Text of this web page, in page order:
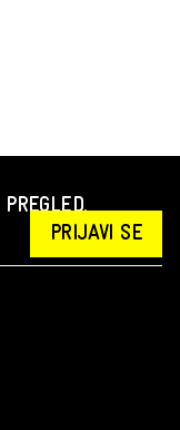
PRIJAVI SE